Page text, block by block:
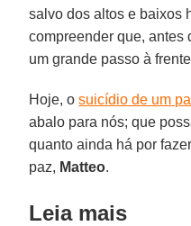
salvo dos altos e baixos
compreender que, antes
um grande passo à
Hoje, osuicídio de um
abalo para nós; que
quanto ainda há por
paz, Matteo.
Leia mais